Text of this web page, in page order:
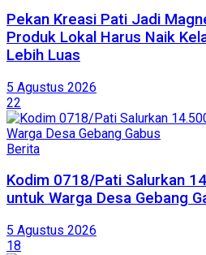
Pekan Kreasi Pati Jadi
Produk Lokal Harus Naik
Lebih Luas
5 Agustus 2026
22
Berita
Kodim 0718/Pati Salurkan
untuk Warga Desa Gebang
5 Agustus 2026
18